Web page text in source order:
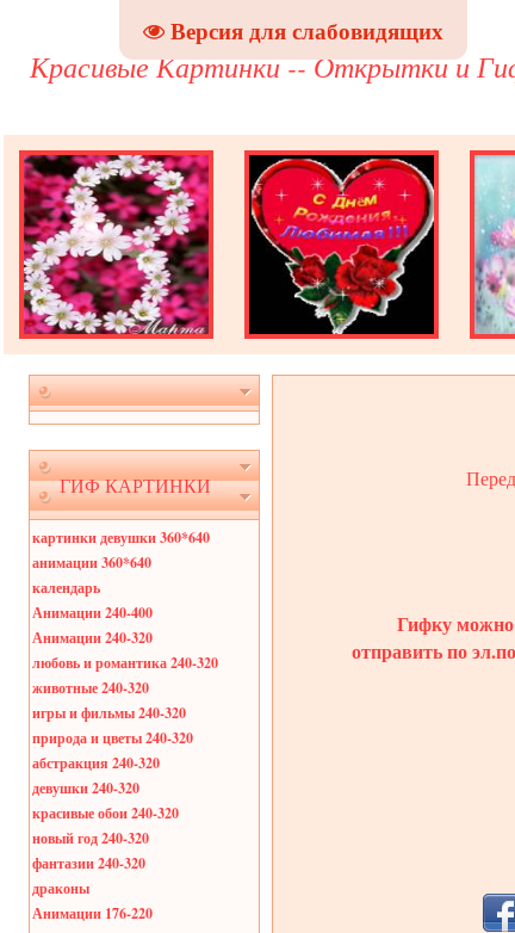
Версия для слабовидящих
Красивые Картинки -- Открытки и
ГИФ КАРТИНКИ
картинки девушки 360*640
анимации 360*640
календарь
Анимации 240-400
Анимации 240-320
любовь и романтика 240-320
животные 240-320
игры и фильмы 240-320
природа и цветы 240-320
абстракция 240-320
девушки 240-320
красивые обои 240-320
новый год 240-320
фантазии 240-320
драконы
Анимации 176-220
Гифку можно
отправить по